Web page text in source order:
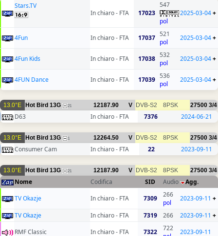
Stars.TV
In chiaro - FTA
17023
547
pol
2025-03-04+
4Fun In chiaro - FTA 17037 521
pol
2025-03-04+
4Fun Kids In chiaro - FTA 17038 532
pol
2025-03-04+
4FUN Dance In chiaro - FTA 17039 536
pol
2025-03-04+
13.0°E Hot Bird 13G 21 12187.90 V DVB-S2 8PSK 27500 3/4
D63 In chiaro - FTA 7376 2024-06-21
13.0°E Hot Bird 13G 1 12264.50 V DVB-S2 8PSK 27500 3/4
Consumer Cam In chiaro - FTA 22 2023-09-11
13.0°E Hot Bird 13G 21 12187.90 V DVB-S2 8PSK 27500 3/4
Nome Codifica SID Audio
Agg.
TV Okazje
In chiaro - FTA 7309
266
pol
2023-09-11 +
TV Okazje In chiaro - FTA 7319 266 2023-09-11 +
RMF Classic
In chiaro - FTA 7322
722
2023-09-11